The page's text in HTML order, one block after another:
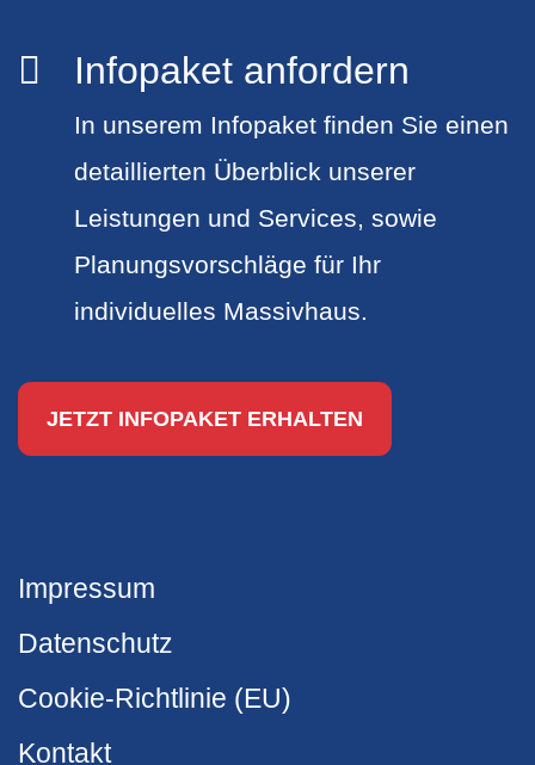
 Infopaket anfordern
In unserem Infopaket finden Sie einen
detaillierten Überblick unserer
Leistungen und Services, sowie
Planungsvorschläge für Ihr
individuelles Massivhaus.
JETZT INFOPAKET ERHALTEN
Impressum
Datenschutz
Cookie-Richtlinie (EU)
Kontakt